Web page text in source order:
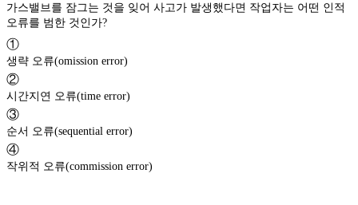
가스밸브를 잠그는 것을 잊어 사고가 발생했다면 작업자는 어떤 인적
오류를 범한 것인가?
①
생략 오류(omission error)
②
시간지연 오류(time error)
③
순서 오류(sequential error)
④
작위적 오류(commission error)